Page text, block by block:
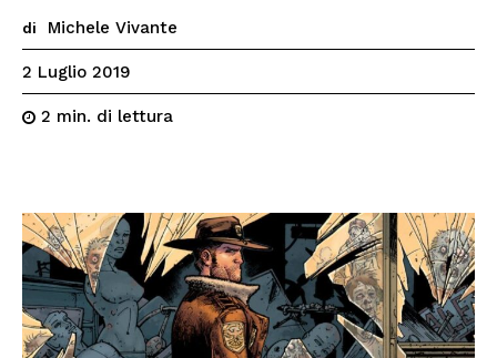
di Michele Vivante
2 Luglio 2019
2 min. di lettura